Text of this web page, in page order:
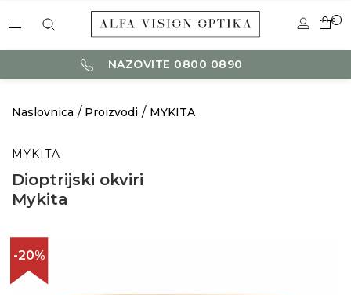
0
NAZOVITE 0800 0890
Naslovnica Proizvodi MYKITA
MYKITA
Dioptrijski okviri
Mykita
-20%